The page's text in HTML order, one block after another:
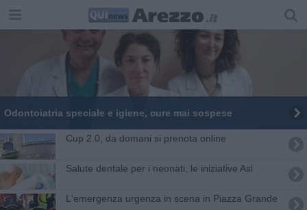
Odontoiatria speciale e igiene, cure mai sospese
​Cup 2.0, da domani si prenota online
Salute dentale per i neonati, le iniziative Asl
L'emergenza urgenza in scena in Piazza Grande